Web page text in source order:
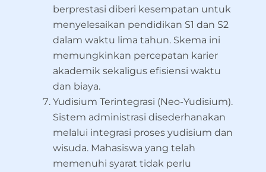
berprestasi diberi kesempatan untuk
menyelesaikan pendidikan S1 dan S2
dalam waktu lima tahun. Skema ini
memungkinkan percepatan karier
akademik sekaligus efisiensi waktu
dan biaya.
Yudisium Terintegrasi (Neo-Yudisium).
Sistem administrasi disederhanakan
melalui integrasi proses yudisium dan
wisuda. Mahasiswa yang telah
memenuhi syarat tidak perlu